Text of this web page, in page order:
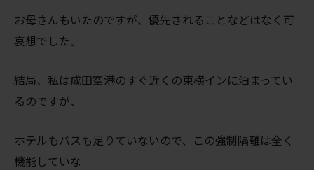
お母さんもいたのですが、優先されることなどはなく可
哀想でした。
結局、私は成田空港のすぐ近くの東横インに泊まってい
るのですが、
ホテルもバスも足りていないので、この強制隔離は全く
機能していな